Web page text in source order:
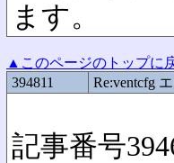
ます。
▲このページのトップに
394811
Re:ventcfg
記事番号